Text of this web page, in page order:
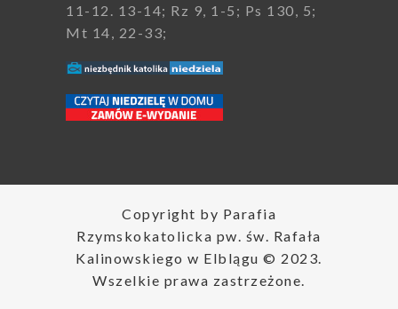
11-12. 13-14; Rz 9, 1-5; Ps 130, 5;
Mt 14, 22-33;
Copyright by Parafia
Rzymskokatolicka pw. św. Rafała
Kalinowskiego w Elblągu © 2023.
Wszelkie prawa zastrzeżone.